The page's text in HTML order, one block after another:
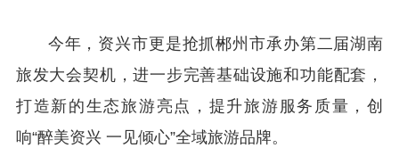
今年，资兴市更是抢抓郴州市承办第二届湖南
旅发大会契机，进一步完善基础设施和功能配套，
打造新的生态旅游亮点，提升旅游服务质量，创
响“醉美资兴 一见倾心”全域旅游品牌。